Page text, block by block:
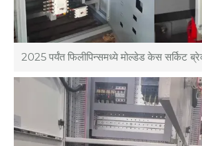
2025 पर्यंत फिलीपिन्समध्ये मोल्डेड केस सर्किट